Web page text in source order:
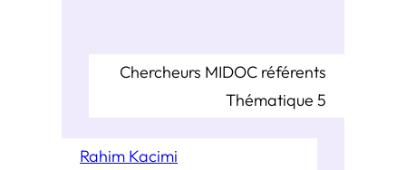
Chercheurs MIDOC référents
Thématique 5
Rahim Kacimi